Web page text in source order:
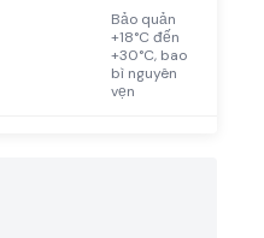
Bảo quản
+18°C đến
+30°C, bao
bì nguyên
vẹn